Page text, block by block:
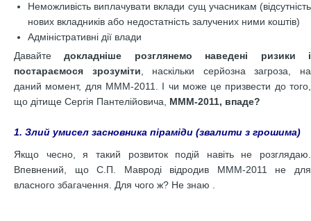
Неможливість виплачувати вклади сущ учасникам (відсутність
нових вкладників або недостатність залучених ними коштів)
Адміністративні дії влади
Давайтедокладніше розглянемо наведені ризики і
постараємося зрозуміти , наскільки серйозна загроза, на
даний момент, для МММ-2011. І чи може це призвести до того,
що дітище Сергія Пантелійовича, МММ-2011, впаде?
1. Злий умисел засновника піраміди (звалити з грошима)
Якщо чесно, я такий розвиток подій навіть не розглядаю.
Впевнений, що С.П. Мавроді відродив МММ-2011 не для
власного збагачення. Для чого ж? Не знаю .